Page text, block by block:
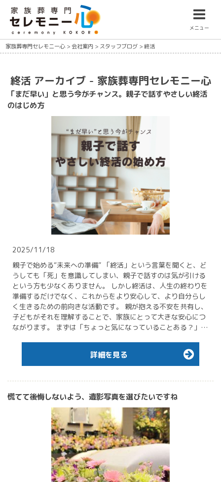
メニュー
家族葬専門セレモニー心 >会社案内 > スタッフブログ >終活
終活 アーカイブ - 家族葬専門セレモニー心
「まだ早い」と思う今がチャンス。親子で話すやさしい終活
のはじめ方
2025/11/18
親子で始める“未来への準備” 「終活」という言葉を聞くと、ど
うしても「死」を意識してしまい、親子で話すのは気が引ける
という方も少なくありません。 しかし終活は、人生の終わりを
準備するだけでなく、これからをより安心して、より自分らし
く生きるための前向きな活動です。 親が抱える不安を共有し、
子どもがそれを理解することで、家族にとって大きな安心につ
ながります。 まずは「ちょっと気になっていることある？」…
詳細を見る
慌てて後悔しないよう、遺影写真を選びたいですね